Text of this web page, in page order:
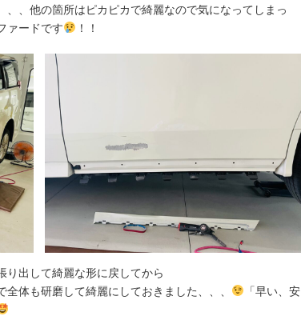
、他の箇所はピカピカで綺麗なので気になってしまっ
ァードです
！！
り出して綺麗な形に戻してから
体も研磨して綺麗にしておきました、、、
「早い、安